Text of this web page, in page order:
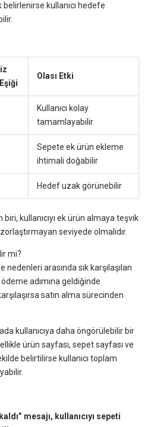
kullanıcı hedefe
Olası Etki
Kullanıcı kolay
tamamlayabilir
Sepete ek ürün ekleme
ihtimali doğabilir
Hedef uzak görünebilir
kullanıcıyı ek ürün almaya teşvik
seviyede olmalıdır.
mi?
arasında sık karşılaşılan
adımına geldiğinde
satın alma sürecinden
kullanıcıya daha öngörülebilir bir
ürün sayfası, sepet sayfası ve
belirtilirse kullanıcı toplam
mesajı, kullanıcıyı sepeti